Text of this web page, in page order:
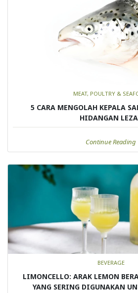
MEAT, POULTRY &
5 CARA MENGOLAH KEPALA
HIDANGAN
Continue Reading
BEVERAGE
LIMONCELLO: ARAK LEMON
YANG SERING DIGUNAKAN